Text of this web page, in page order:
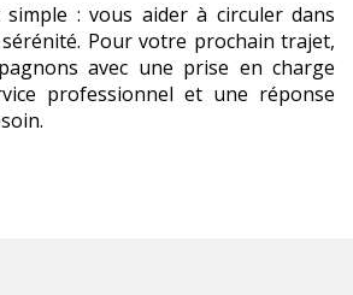
: vous aider à circuler dans
Pour votre prochain trajet,
avec une prise en charge
professionnel et une réponse